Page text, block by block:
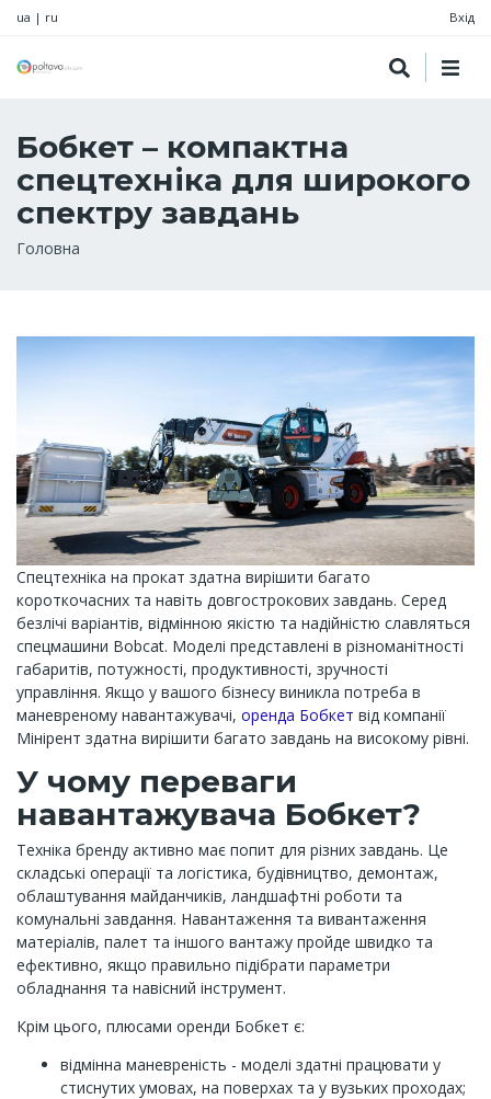
ua | ru Вхід
Бобкет – компактна
спецтехніка для широкого
спектру завдань
Рядок
Головна
Спецтехніка на прокат здатна вирішити багато
короткочасних та навіть довгострокових завдань. Серед
безлічі варіантів, відмінною якістю та надійністю славляться
спецмашини Bobcat. Моделі представлені в різноманітності
габаритів, потужності, продуктивності, зручності
управління. Якщо у вашого бізнесу виникла потреба в
маневреному навантажувачі, оренда Бобкет від компанії
Мінірент здатна вирішити багато завдань на високому рівні.
У чому переваги
навантажувача Бобкет?
Техніка бренду активно має попит для різних завдань. Це
складські операції та логістика, будівництво, демонтаж,
облаштування майданчиків, ландшафтні роботи та
комунальні завдання. Навантаження та вивантаження
матеріалів, палет та іншого вантажу пройде швидко та
ефективно, якщо правильно підібрати параметри
обладнання та навісний інструмент.
Крім цього, плюсами оренди Бобкет є:
відмінна маневреність - моделі здатні працювати у
стиснутих умовах, на поверхах та у вузьких проходах;